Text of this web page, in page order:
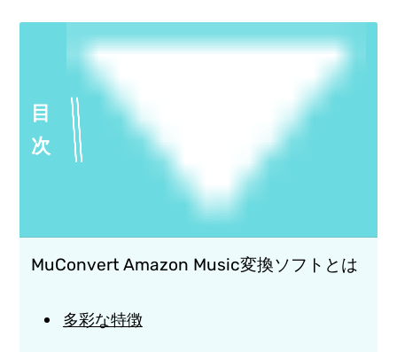
目
次
MuConvert Amazon Music変換ソフトとは
多彩な特徴